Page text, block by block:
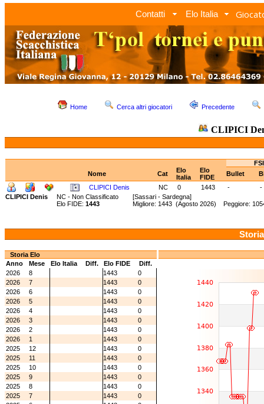
Contatti Elo Italia
Home Cerca altri giocatori Precedente
CLIPICI
Nome
Cat
Elo
Italia
Elo
FIDE
Bullet
CLIPICI Denis
NC 0 1443 -
-
CLIPICI Denis
NC - Non Classificato [Sassari - Sardegna]
Elo FIDE: 1443 Migliore: 1443 (Agosto 2026) Peggiore:
Storia Elo
Anno
Mese Elo Italia Diff. Elo FIDE
Diff.
2026
8 1443
0
2026
7 1443
0
2026
6 1443
0
2026
5 1443
0
2026
4 1443
0
2026
3 1443
0
2026
2 1443
0
2026
1 1443
0
2025
12 1443
0
2025
11 1443
0
2025
10 1443
0
2025
9 1443
0
2025
8 1443
0
2025
7 1443
0